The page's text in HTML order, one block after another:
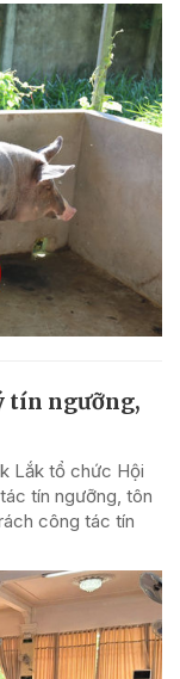
tín ngưỡng,
Lắk tổ chức Hội
tín ngưỡng, tôn
công tác tín